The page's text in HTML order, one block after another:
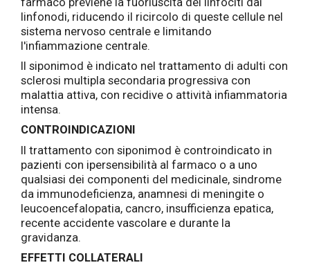
linfonodi, riducendo il ricircolo di queste cellule nel
sistema nervoso centrale e limitando
l'infiammazione centrale.
Il siponimod è indicato nel trattamento di adulti con
sclerosi multipla secondaria progressiva con
malattia attiva, con recidive o attività infiammatoria
intensa.
CONTROINDICAZIONI
Il trattamento con siponimod è controindicato in
pazienti con ipersensibilità al farmaco o a uno
qualsiasi dei componenti del medicinale, sindrome
da immunodeficienza, anamnesi di meningite o
leucoencefalopatia, cancro, insufficienza epatica,
recente accidente vascolare e durante la
gravidanza.
EFFETTI COLLATERALI